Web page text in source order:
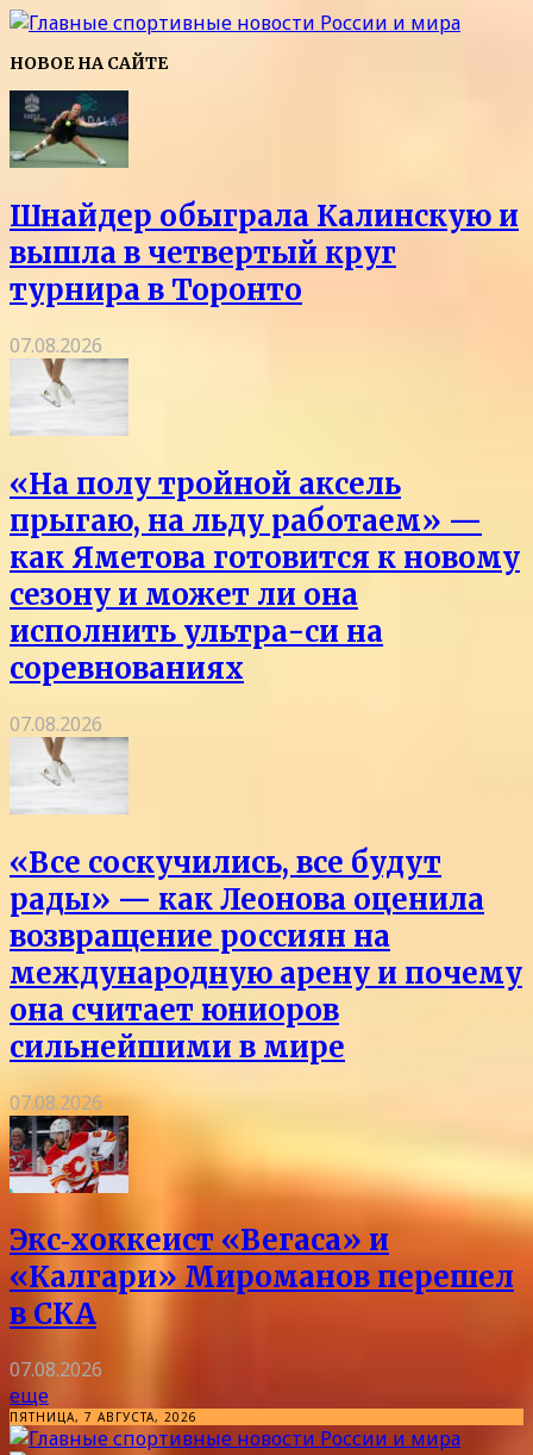
НОВОЕ НА САЙТЕ
Шнайдер обыграла Калинскую и
вышла в четвертый круг
турнира в Торонто
07.08.2026
«На полу тройной аксель
прыгаю, на льду работаем» —
как Яметова готовится к новому
сезону и может ли она
исполнить ультра-си на
соревнованиях
07.08.2026
«Все соскучились, все будут
рады» — как Леонова оценила
возвращение россиян на
международную арену и почему
она считает юниоров
сильнейшими в мире
07.08.2026
Экс‑хоккеист «Вегаса» и
«Калгари» Мироманов перешел
в СКА
07.08.2026
еще
ПЯТНИЦА, 7 АВГУСТА, 2026